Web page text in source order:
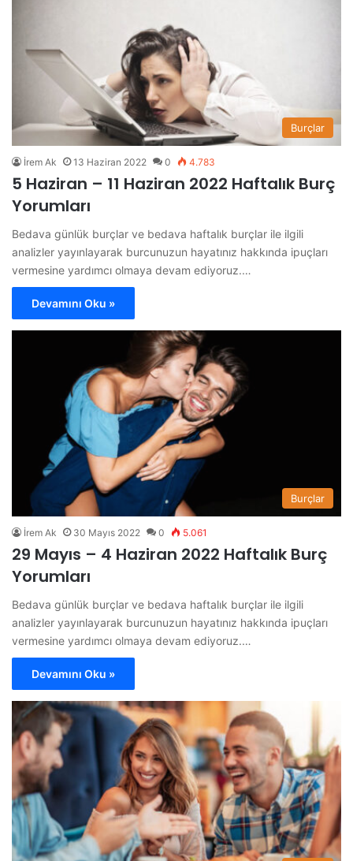
Burçlar
İrem Ak 13 Haziran 2022 0 4.783
5 Haziran – 11 Haziran 2022 Haftalık Burç
Yorumları
Bedava günlük burçlar ve bedava haftalık burçlar ile ilgili
analizler yayınlayarak burcunuzun hayatınız hakkında ipuçları
vermesine yardımcı olmaya devam ediyoruz.…
Devamını Oku »
Burçlar
İrem Ak 30 Mayıs 2022 0 5.061
29 Mayıs – 4 Haziran 2022 Haftalık Burç
Yorumları
Bedava günlük burçlar ve bedava haftalık burçlar ile ilgili
analizler yayınlayarak burcunuzun hayatınız hakkında ipuçları
vermesine yardımcı olmaya devam ediyoruz.…
Devamını Oku »